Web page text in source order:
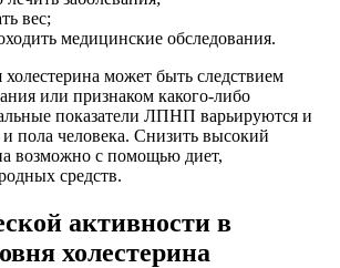
вес;
медицинские обследования.
может быть следствием
или признаком какого-либо
показатели ЛПНП варьируются и
и пола человека. Снизить высокий
возможно с помощью диет,
средств.
активности в
холестерина